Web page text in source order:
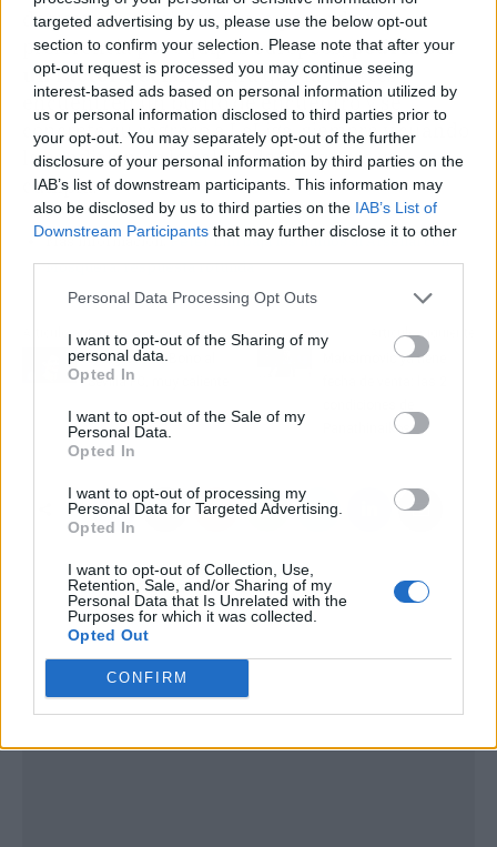
targeted advertising by us, please use the below opt-out
section to confirm your selection. Please note that after your
opt-out request is processed you may continue seeing
interest-based ads based on personal information utilized by
us or personal information disclosed to third parties prior to
your opt-out. You may separately opt-out of the further
disclosure of your personal information by third parties on the
IAB’s list of downstream participants. This information may
also be disclosed by us to third parties on the IAB’s List of
Downstream Participants that may further disclose it to other
Personal Data Processing Opt Outs
I want to opt-out of the Sharing of my
personal data.
Opted In
I want to opt-out of the Sale of my
Personal Data.
Opted In
I want to opt-out of processing my
Personal Data for Targeted Advertising.
Opted In
I want to opt-out of Collection, Use,
Retention, Sale, and/or Sharing of my
Personal Data that Is Unrelated with the
Purposes for which it was collected.
Opted Out
CONFIRM
de vestir la camiseta che, a pesar de su
preferencia por equipos europeos,podría ser
un factor decisivopara que las partes
encuentren un punto de encuentro y se
concrete su regreso a LaLiga, siempre y cuando
la condición de la salida de Mosquera se
cumpla.
Más información:Peter Lim baja los humos al Arsenal con
Mosquera: respuesta rotunda
Artículo anterior
El regreso de Bono al
Sevilla FC, muy caliente
Artículo siguiente
Maksimovic ya tiene
Panathinaikos